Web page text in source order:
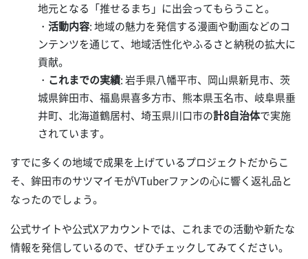
地元となる「推せるまち」に出会ってもらうこと。
・ 活動内容: 地域の魅力を発信する漫画や動画などのコ
ンテンツを通じて、地域活性化やふるさと納税の拡大に
貢献。
・ これまでの実績: 岩手県八幡平市、岡山県新見市、茨
城県鉾田市、福島県喜多方市、熊本県玉名市、岐阜県垂
井町、北海道鶴居村、埼玉県川口市の計8自治体で実施
されています。
すでに多くの地域で成果を上げているプロジェクトだからこ
そ、鉾田市のサツマイモがVTuberファンの心に響く返礼品と
なったのでしょう。
公式サイトや公式Xアカウントでは、これまでの活動や新たな
情報を発信しているので、ぜひチェックしてみてください。